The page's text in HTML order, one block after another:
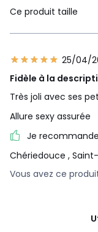
Ce produit taille
25/04/
Fidèle à la
Très joli avec ses
Allure sexy assurée
Je
Chériedouce ,
Vous avez ce